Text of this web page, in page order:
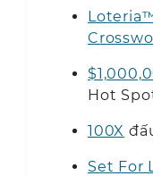
Hot
100X
Set For